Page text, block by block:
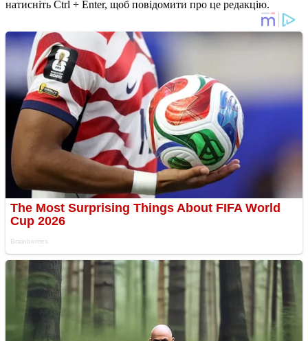
натисніть Ctrl + Enter, щоб повідомити про це редакцію.